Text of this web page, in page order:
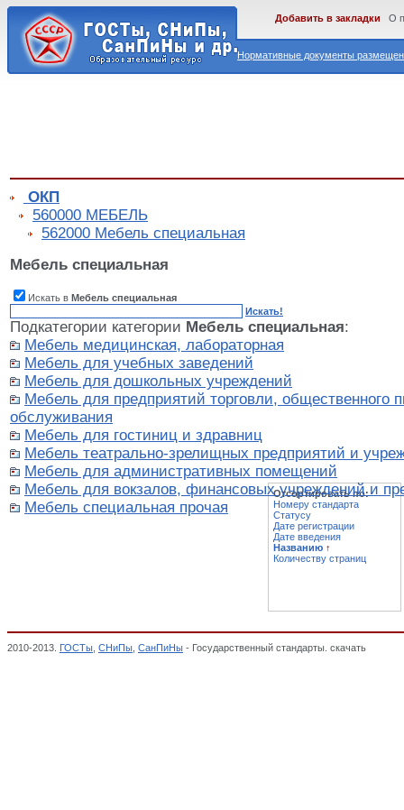
Нормативные документы
Добавить в закладки О
ОКП
560000 МЕБЕЛЬ
562000 Мебель специальная
Мебель специальная
Искать в Мебель специальная
Искать!
Подкатегории категории Мебель специальная:
Мебель медицинская, лабораторная
Мебель для учебных заведений
Мебель для дошкольных учреждений
Мебель для предприятий торговли, общественного
обслуживания
Мебель для гостиниц и здравниц
Мебель театрально-зрелищных предприятий и
Мебель для административных помещений
Мебель для вокзалов, финансовых учреждений и
Мебель специальная прочая
Отсортировать по:
Номеру стандарта
Статусу
Дате регистрации
Дате введения
Названию ↑
Количеству страниц
2010-2013. ГОСТы СНиПы СанПиНы - Государственный стандарты. скачать